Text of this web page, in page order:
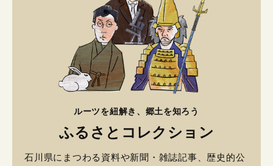
ルーツを紐解き、郷土を知ろう
ふるさとコレクション
石川県にまつわる資料や新聞・雑誌記事、歴史的公